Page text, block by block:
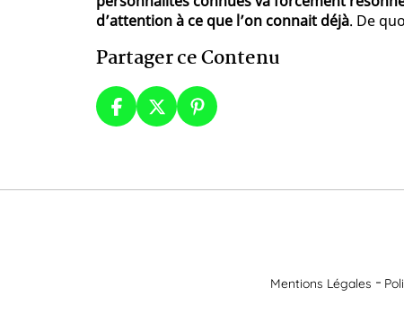
d’attention à ce que l’on connait déjà. De
Partager ce Contenu
Mentions Légales